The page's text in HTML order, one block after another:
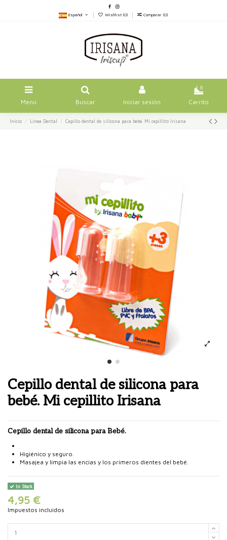
Español Wishlist (0) Comparar (0)
Menú Buscar Iniciar sesión
0
Carrito
Inicio Línea Dental Cepillo dental de silicona para bebé. Mi cepillito Irisana
Cepillo dental de silicona para
bebé. Mi cepillito Irisana
Cepillo dental de siliconapara Bebé.
Higiénico y seguro.
Masajea y limpia las encías y los primeros dientes del bebé.
In Stock
4,95 €
Impuestos incluidos